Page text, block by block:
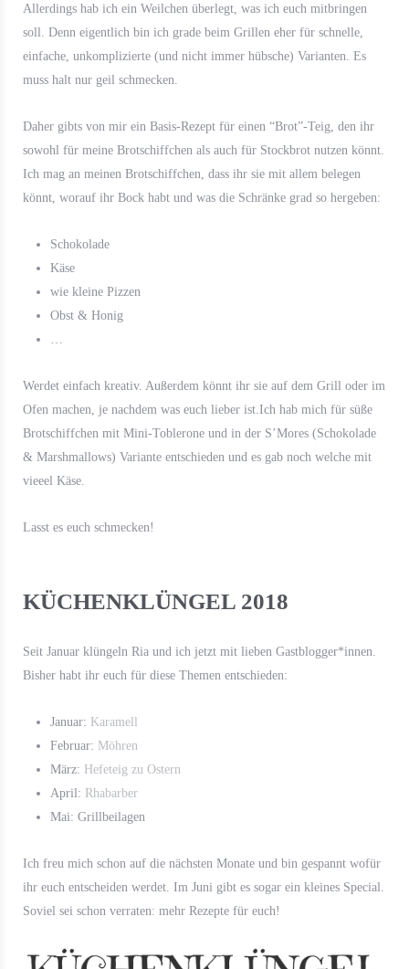
Allerdings hab ich ein Weilchen überlegt, was ich euch mitbringen
soll. Denn eigentlich bin ich grade beim Grillen eher für schnelle,
einfache, unkomplizierte (und nicht immer hübsche) Varianten. Es
muss halt nur geil schmecken.
Daher gibts von mir ein Basis-Rezept für einen “Brot”-Teig, den ihr
sowohl für meine Brotschiffchen als auch für Stockbrot nutzen könnt.
Ich mag an meinen Brotschiffchen, dass ihr sie mit allem belegen
könnt, worauf ihr Bock habt und was die Schränke grad so hergeben:
Schokolade
Käse
wie kleine Pizzen
Obst & Honig
Werdet einfach kreativ. Außerdem könnt ihr sie auf dem Grill oder im
Ofen machen, je nachdem was euch lieber ist.Ich hab mich für süße
Brotschiffchen mit Mini-Toblerone und in der S’Mores (Schokolade
& Marshmallows) Variante entschieden und es gab noch welche mit
vieeel Käse.
Lasst es euch schmecken!
KÜCHENKLÜNGEL 2018
Seit Januar klüngeln Ria und ich jetzt mit lieben Gastblogger*innen.
Bisher habt ihr euch für diese Themen entschieden:
Januar: Karamell
Februar: Möhren
März: Hefeteig zu Ostern
April: Rhabarber
Mai: Grillbeilagen
Ich freu mich schon auf die nächsten Monate und bin gespannt wofür
ihr euch entscheiden werdet. Im Juni gibt es sogar ein kleines Special.
Soviel sei schon verraten: mehr Rezepte für euch!